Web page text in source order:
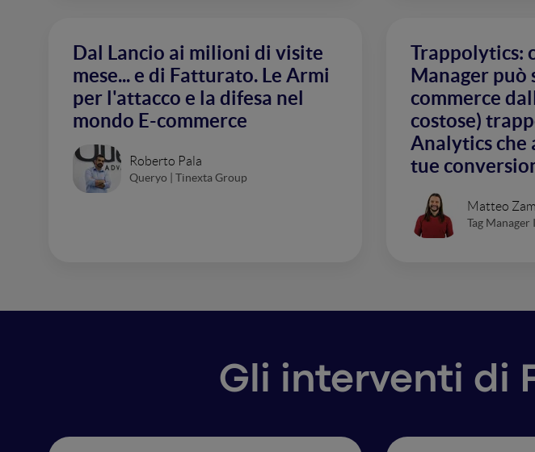
Dal Lancio ai milioni di visite
mese... e di Fatturato. Le Armi
per l'attacco e la difesa nel
mondo E-commerce
Roberto Pala
Queryo | Tinexta Group
Trappolytics:
Manager può
commerce
costose)
Analytics che
tue
Matteo
Tag Manager
Gli interventi di